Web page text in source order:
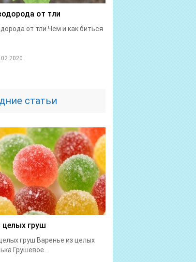
от тли
от тли Чем и как биться
статьи
целых груш
груш Варенье из целых
Грушевое...